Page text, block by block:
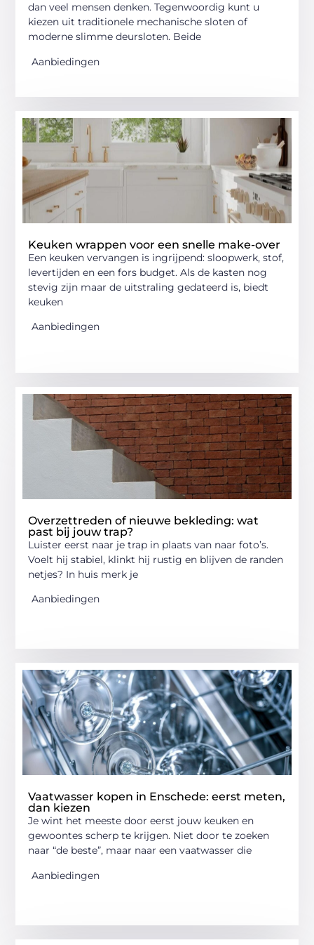
dan veel mensen denken. Tegenwoordig kunt u
kiezen uit traditionele mechanische sloten of
moderne slimme deursloten. Beide
Aanbiedingen
Keuken wrappen voor een snelle make-over
Een keuken vervangen is ingrijpend: sloopwerk, stof,
levertijden en een fors budget. Als de kasten nog
stevig zijn maar de uitstraling gedateerd is, biedt
keuken
Aanbiedingen
Overzettreden of nieuwe bekleding: wat
past bij jouw trap?
Luister eerst naar je trap in plaats van naar foto’s.
Voelt hij stabiel, klinkt hij rustig en blijven de randen
netjes? In huis merk je
Aanbiedingen
Vaatwasser kopen in Enschede: eerst meten,
dan kiezen
Je wint het meeste door eerst jouw keuken en
gewoontes scherp te krijgen. Niet door te zoeken
naar “de beste”, maar naar een vaatwasser die
Aanbiedingen